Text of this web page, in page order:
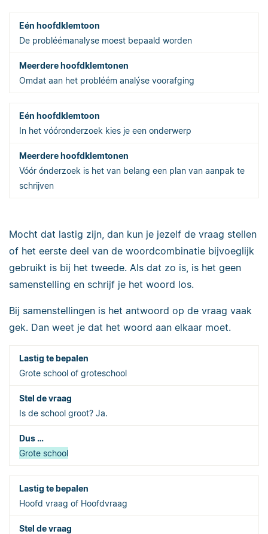
De probléémanalyse moest bepaald worden
Omdat aan het probléém analýse voorafging
In het vóóronderzoek kies je een onderwerp
Vóór ónderzoek is het van belang een plan van aanpak te
schrijven
Mocht dat lastig zijn, dan kun je jezelf de vraag stellen
of het eerste deel van de woordcombinatie bijvoeglijk
gebruikt is bij het tweede. Als dat zo is, is het geen
samenstelling en schrijf je het woord los.
Bij samenstellingen is het antwoord op de vraag vaak
gek. Dan weet je dat het woord aan elkaar moet.
Grote school of groteschool
Is de school groot? Ja.
Grote school
Hoofd vraag of Hoofdvraag